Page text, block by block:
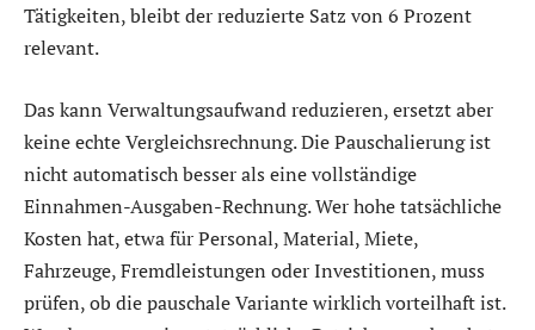
Tätigkeiten, bleibt der reduzierte Satz von 6 Prozent
relevant.
Das kann Verwaltungsaufwand reduzieren, ersetzt aber
keine echte Vergleichsrechnung. Die Pauschalierung ist
nicht automatisch besser als eine vollständige
Einnahmen-Ausgaben-Rechnung. Wer hohe tatsächliche
Kosten hat, etwa für Personal, Material, Miete,
Fahrzeuge, Fremdleistungen oder Investitionen, muss
prüfen, ob die pauschale Variante wirklich vorteilhaft ist.